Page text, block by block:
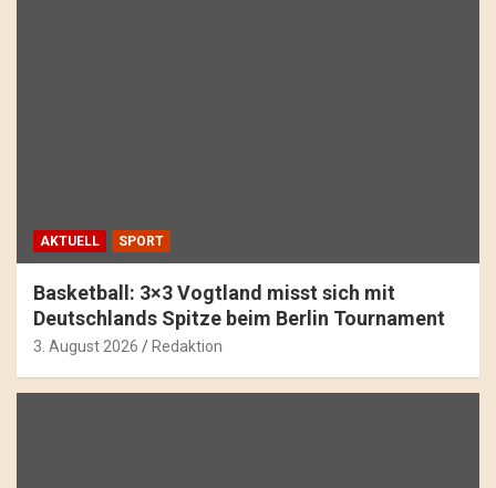
AKTUELL SPORT
Basketball: 3×3 Vogtland misst sich mit
Deutschlands Spitze beim Berlin Tournament
3. August 2026 Redaktion